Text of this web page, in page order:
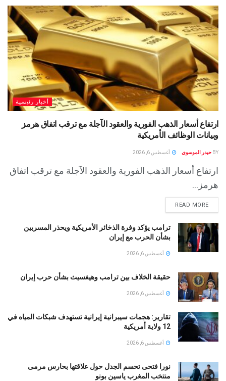
أخبار رئيسية
ارتفاع أسعار الذهب الفورية والعقود الآجلة مع ترقب اتفاق هرمز
وبيانات الوظائف الأمريكية
BY حيدر الموسوى أغسطس 6, 2026
ارتفاع أسعار الذهب الفورية والعقود الآجلة مع ترقب اتفاق
هرمز...
READ MORE
ترامب يؤكد وفرة الذخائر الأمريكية ويحذر المسربين
بشأن الحرب مع إيران
أغسطس 6, 2026
حقيقة الخلاف بين ترامب وهيغسيث بشأن حرب إيران
أغسطس 6, 2026
تقارير: هجمات سيبرانية إيرانية تستهدف شبكات المياه في
12 ولاية أمريكية
أغسطس 6, 2026
نورا فتحى تحسم الجدل حول علاقتها بحارس مرمى
منتخب المغرب ياسين بونو ‏